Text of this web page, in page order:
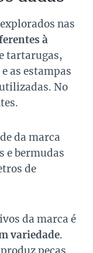
nas
à
tartarugas,
as estampas
No
da marca
e bermudas
de
da marca é
variedade.